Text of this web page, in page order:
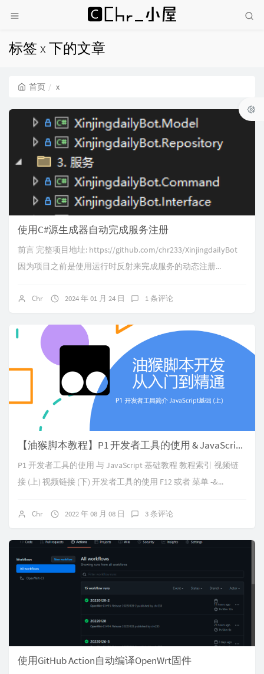
标签 x 下的文章
首页 x
使用C#源生成器自动完成服务注册
前言 完整项目地址: https://github.com/chr233/XinjingdailyBot
因为项目之前是使用运行时反射来完成服务的动态注册...
Chr 2024 年 01 月 24 日 1 条评论
【油猴脚本教程】P1 开发者工具的使用 & JavaScript 基础教程
P1 开发者工具的使用 与 JavaScript 基础教程 教程索引 视频链
接 (上) 视频链接 (下) 开发者工具的使用 F12 或者 菜单 -&...
Chr 2022 年 08 月 08 日 3 条评论
使用GitHub Action自动编译OpenWrt固件